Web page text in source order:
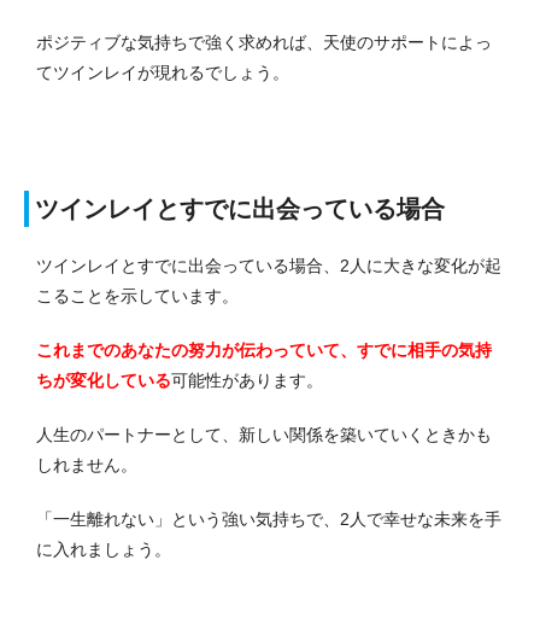
ポジティブな気持ちで強く求めれば、天使のサポートによっ
てツインレイが現れるでしょう。
ツインレイとすでに出会っている場合
ツインレイとすでに出会っている場合、2人に大きな変化が起
こることを示しています。
これまでのあなたの努力が伝わっていて、すでに相手の気持
ちが変化している可能性があります。
人生のパートナーとして、新しい関係を築いていくときかも
しれません。
「一生離れない」という強い気持ちで、2人で幸せな未来を手
に入れましょう。